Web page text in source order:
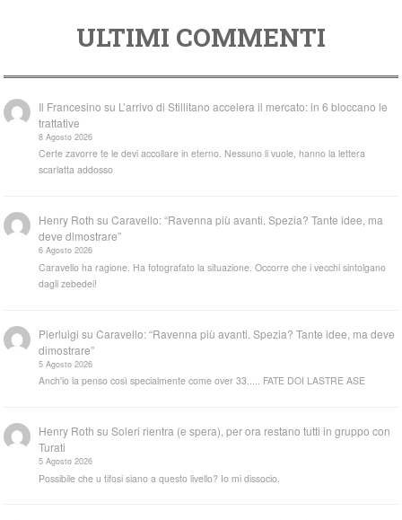
ULTIMI COMMENTI
Il Francesino su L’arrivo di Stillitano accelera il mercato: in 6 bloccano le
trattative
8 Agosto 2026
Certe zavorre te le devi accollare in eterno. Nessuno li vuole, hanno la lettera
scarlatta addosso
Henry Roth suCaravello: “Ravenna più avanti. Spezia? Tante idee, ma
deve dimostrare”
6 Agosto 2026
Caravello ha ragione. Ha fotografato la situazione. Occorre che i vecchi sintolgano
dagli zebedei!
Pierluigi suCaravello: “Ravenna più avanti. Spezia? Tante idee, ma deve
dimostrare”
5 Agosto 2026
Anch'io la penso così specialmente come over 33..... FATE DOI LASTRE ASE
Henry Roth suSoleri rientra (e spera), per ora restano tutti in gruppo con
Turati
5 Agosto 2026
Possibile che u tifosi siano a questo livello? Io mi dissocio.